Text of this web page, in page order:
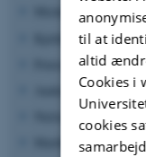
Michel-Schertges,
Kjeldsen, Christian
Petersen, Anders,
Andersen, Kirsten
Nielsen, Carla
Marthe Lagoni, UCL
til at
altid
Cookies i
cookies